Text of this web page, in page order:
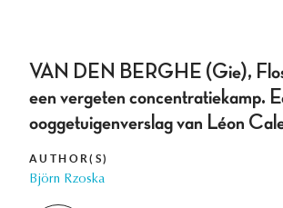
VAN DEN BERGHE (Gie),
een vergeten concentratiekamp.
ooggetuigenverslag van Léon
AUTHOR(S)
Björn Rzoska